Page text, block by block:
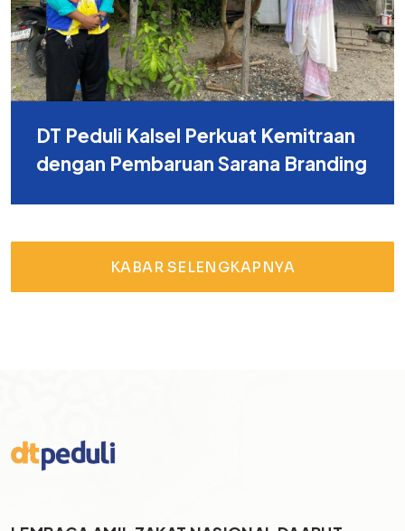
DT Peduli Kalsel Perkuat Kemitraan
dengan Pembaruan Sarana Branding
KABAR SELENGKAPNYA